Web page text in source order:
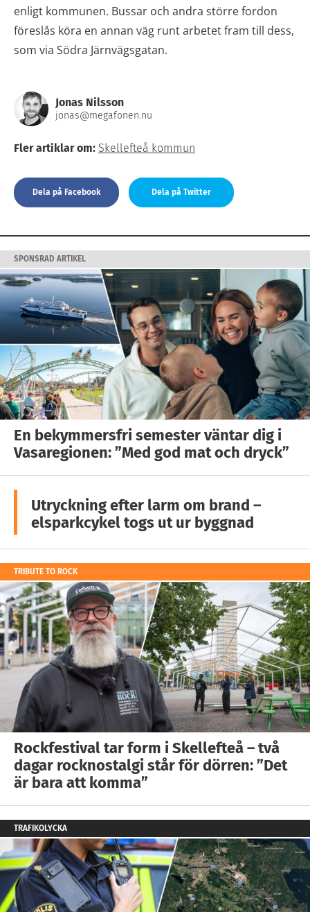
enligt kommunen. Bussar och andra större fordon
föreslås köra en annan väg runt arbetet fram till dess,
som via Södra Järnvägsgatan.
Jonas Nilsson
jonas@megafonen.nu
Fler artiklar om: Skellefteå kommun
Dela på Facebook Dela på Twitter
SPONSRAD ARTIKEL
En bekymmersfri semester väntar dig i
Vasaregionen: ”Med god mat och dryck”
Utryckning efter larm om brand –
elsparkcykel togs ut ur byggnad
TRIBUTE TO ROCK
Rockfestival tar form i Skellefteå – två
dagar rocknostalgi står för dörren: ”Det
är bara att komma”
TRAFIKOLYCKA